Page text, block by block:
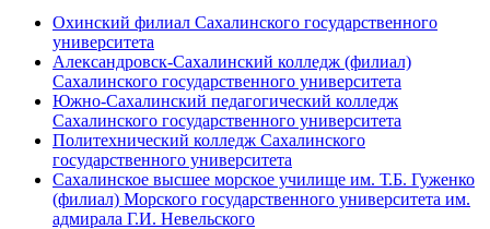
Охинский филиал Сахалинского государственного
университета
Александровск-Сахалинский колледж (филиал)
Сахалинского государственного университета
Южно-Сахалинский педагогический колледж
Сахалинского государственного университета
Политехнический колледж Сахалинского
государственного университета
Сахалинское высшее морское училище им. Т.Б. Гуженко
(филиал) Морского государственного университета им.
адмирала Г.И. Невельского